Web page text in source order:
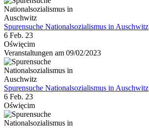
Spurensuche Nationalsozialismus in Auschwitz
6 Feb. 23
Oświęcim
Veranstaltungen am 09/02/2023
Spurensuche Nationalsozialismus in Auschwitz
6 Feb. 23
Oświęcim